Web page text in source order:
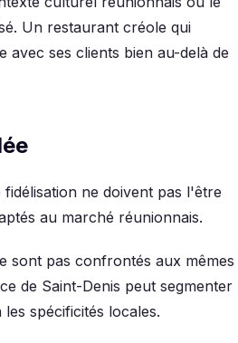
Un restaurant créole qui
avec ses clients bien au-delà de
ne doivent pas l'être
au marché réunionnais.
sont pas confrontés aux mêmes
de Saint-Denis peut segmenter
spécificités locales.